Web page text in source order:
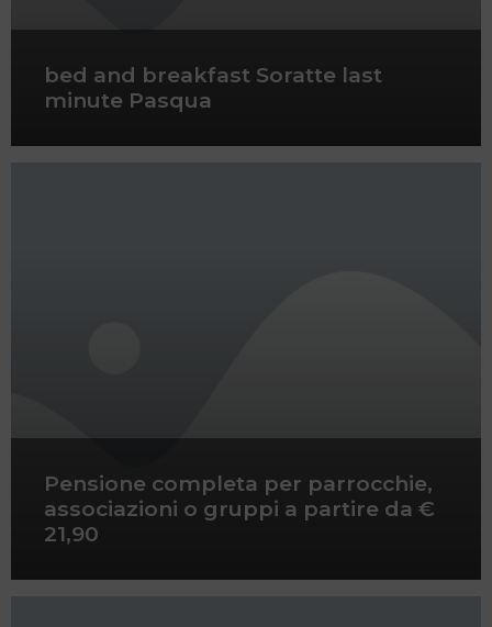
bed and breakfast Soratte last
minute Pasqua
Pensione completa per parrocchie,
associazioni o gruppi a partire da €
21,90